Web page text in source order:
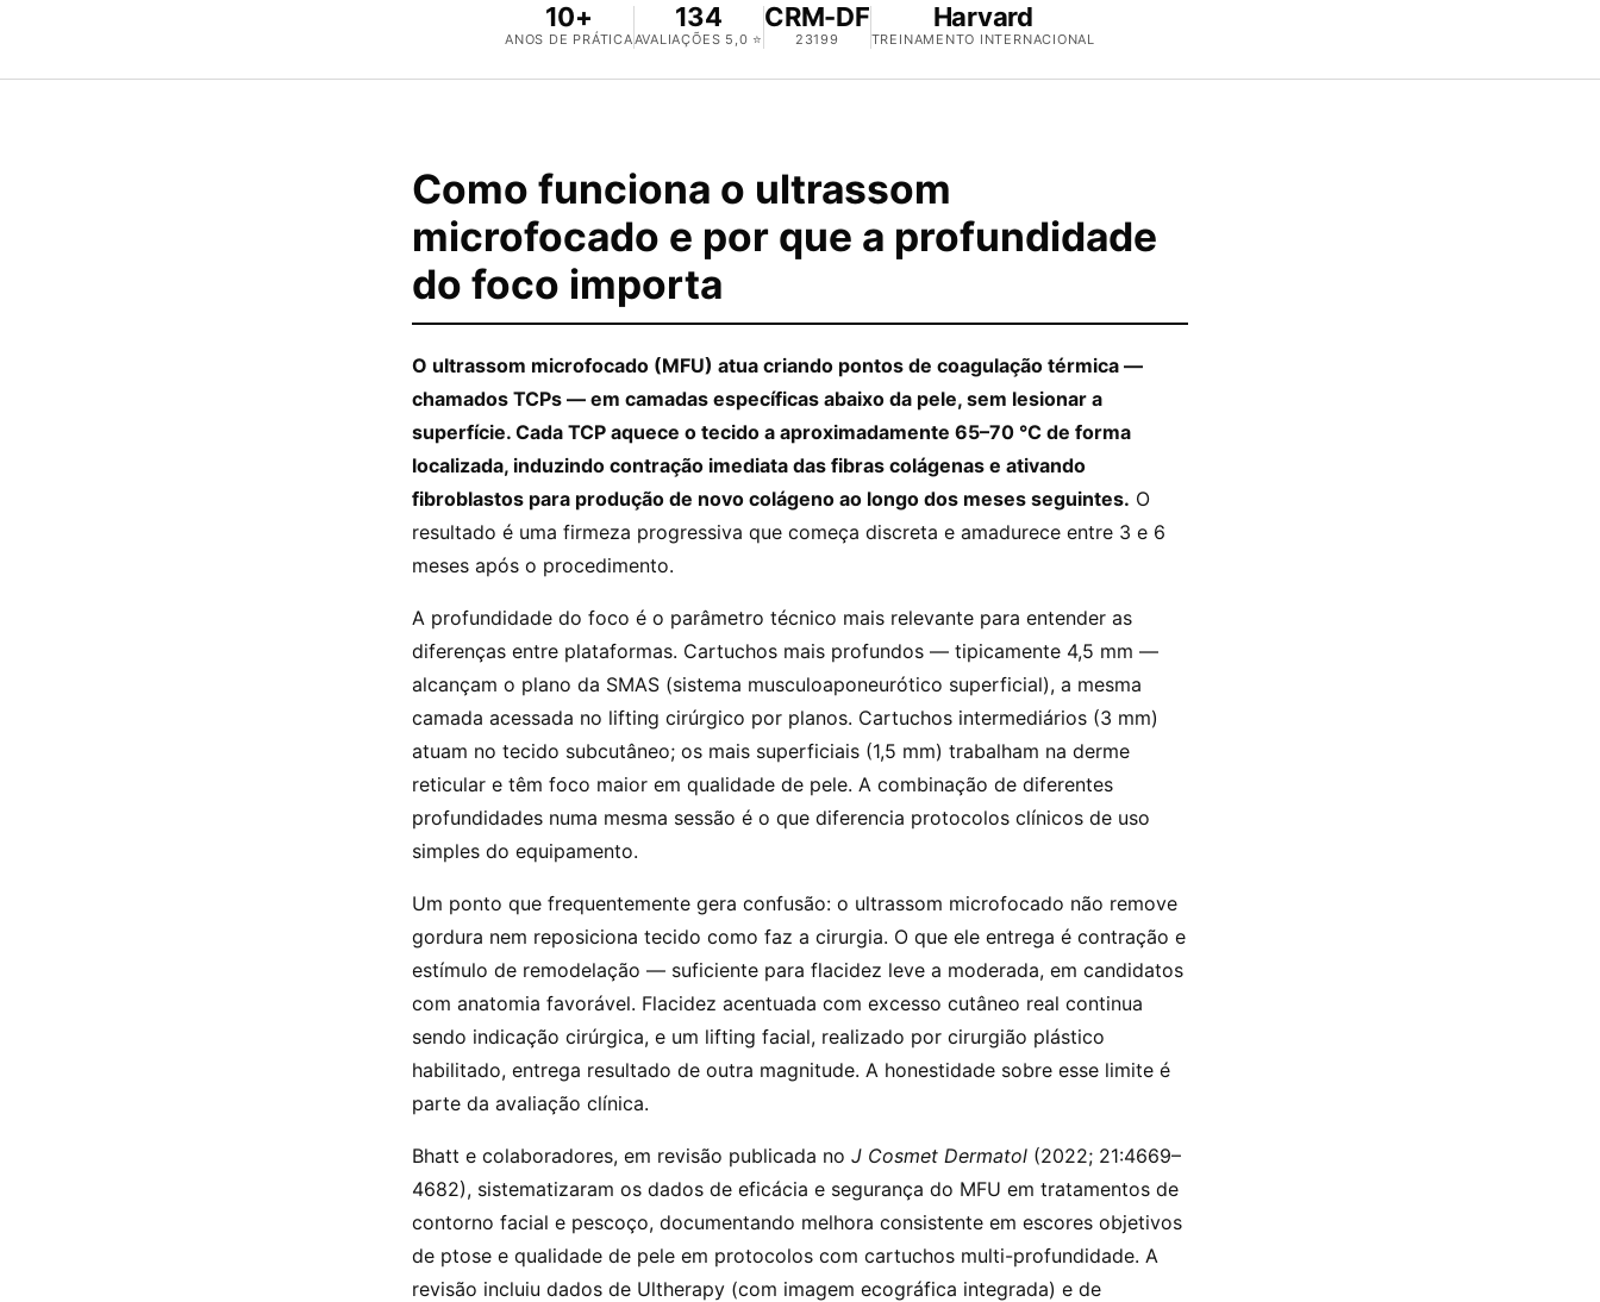
10+
ANOS DE PRÁTICA
134
AVALIAÇÕES 5,0 ⭐
CRM-DF
23199
Harvard
TREINAMENTO INTERNACIONAL
Como funciona o ultrassom
microfocado e por que a profundidade
do foco importa
O ultrassom microfocado (MFU) atua criando pontos de coagulação térmica —
chamados TCPs — em camadas específicas abaixo da pele, sem lesionar a
superfície. Cada TCP aquece o tecido a aproximadamente 65–70 °C de forma
localizada, induzindo contração imediata das fibras colágenas e ativando
fibroblastos para produção de novo colágeno ao longo dos meses seguintes. O
resultado é uma firmeza progressiva que começa discreta e amadurece entre 3 e 6
meses após o procedimento.
A profundidade do foco é o parâmetro técnico mais relevante para entender as
diferenças entre plataformas. Cartuchos mais profundos — tipicamente 4,5 mm —
alcançam o plano da SMAS (sistema musculoaponeurótico superficial), a mesma
camada acessada no lifting cirúrgico por planos. Cartuchos intermediários (3 mm)
atuam no tecido subcutâneo; os mais superficiais (1,5 mm) trabalham na derme
reticular e têm foco maior em qualidade de pele. A combinação de diferentes
profundidades numa mesma sessão é o que diferencia protocolos clínicos de uso
simples do equipamento.
Um ponto que frequentemente gera confusão: o ultrassom microfocado não remove
gordura nem reposiciona tecido como faz a cirurgia. O que ele entrega é contração e
estímulo de remodelação — suficiente para flacidez leve a moderada, em candidatos
com anatomia favorável. Flacidez acentuada com excesso cutâneo real continua
sendo indicação cirúrgica, e um lifting facial, realizado por cirurgião plástico
habilitado, entrega resultado de outra magnitude. A honestidade sobre esse limite é
parte da avaliação clínica.
Bhatt e colaboradores, em revisão publicada no J Cosmet Dermatol (2022; 21:4669–
4682), sistematizaram os dados de eficácia e segurança do MFU em tratamentos de
contorno facial e pescoço, documentando melhora consistente em escores objetivos
de ptose e qualidade de pele em protocolos com cartuchos multi-profundidade. A
revisão incluiu dados de Ultherapy (com imagem ecográfica integrada) e de